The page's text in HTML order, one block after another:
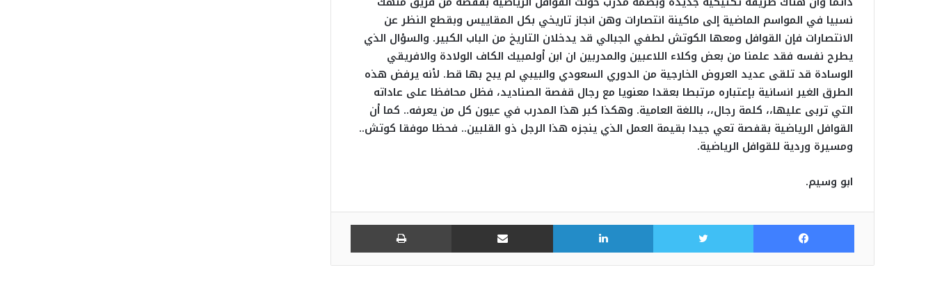
نسبيا في المواسم الماضية إلى ماكينة انتصارات وهن انجاز تاريخي بكل المقاييس وبقطع النظر عن
الانتصارات فإن القوافل ومعها الكوتش لطفي الجبالي قد يدخلان التاريخ من الباب الكبير. والسؤال الذي
يطرح نفسه فقد علمنا من بعض وكلاء اللاعبين والمدربين ان ابن أولمبيك الكاف الولادة والافريقي
الوسادة قد تلقى عديد العروض الخارجية من الدوري السعودي والبيبي لم يبح بها قط. لأنه يرفض هذه
الطرق الغير انسانية بإعتباره مرتبطا بعقدا معنويا مع رجال قفصة الصناديد، فظل محافظا على عاداته
التي تربى عليها،، كلمة رجال،، باللغة العامية. وهكذا كبر هذا المدرب في عيون كل من يعرفه.. كما أن
القوافل الرياضية بقفصة تعي جيدا بقيمة العمل الذي ينجزه هذا الرجل ذو القلبين.. فحظا موفقا كوتش..
ومسيرة وردية للقوافل الرياضية.
ابو وسيم.
فيسبوك تويتر لينكدإن مشاركة عبر البريد طباعة
يوسف سنانة يودع جماهير الافريقي برسالة